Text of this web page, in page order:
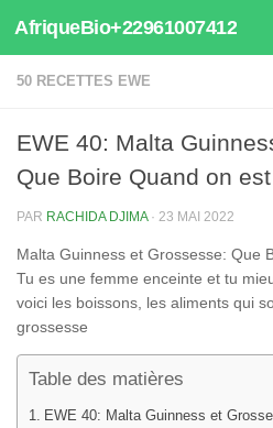
Au dessous du contenu
AfriqueBio+22961007412
50 RECETTES EWE
EWE 40: Malta
Que Boire Quand on
PAR RACHIDA DJIMA · 23 MAI 2022
Malta Guinness et Grossesse: Que
Tu es une femme enceinte et tu
voici les boissons, les aliments qui
grossesse
Table des matières
EWE 40: Malta Guinness et